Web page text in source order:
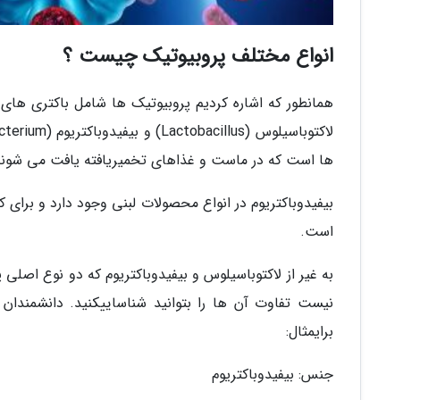
انواع مختلف پروبیوتیک چیست ؟
همانطور که اشاره کردیم پروبیوتیک ها شامل
ها است که در ماست و غذاهای تخمیریافته یافت می
است.
به غیر از لاکتوباسیلوس و بیفیدوباکتریوم که دو نوع
نیست تفاوت آن ها را بتوانید شناساییکنید.
برایمثال:
جنس: بیفیدوباکتریوم